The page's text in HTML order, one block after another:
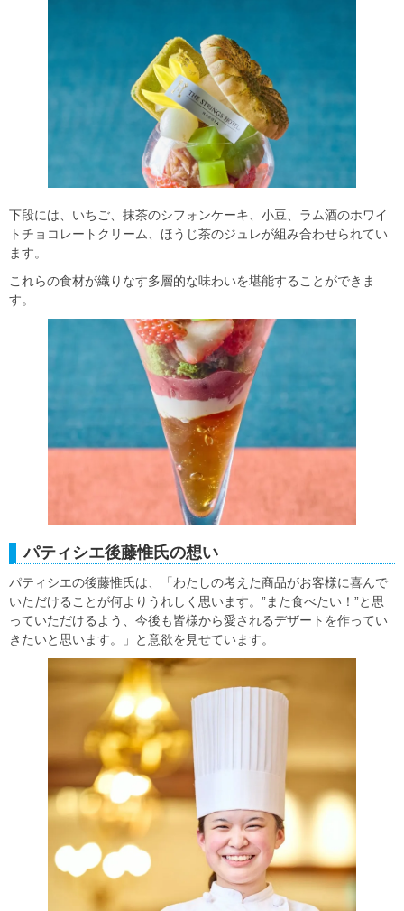
下段には、いちご、抹茶のシフォンケーキ、小豆、ラム酒のホワイ
トチョコレートクリーム、ほうじ茶のジュレが組み合わせられてい
ます。
これらの食材が織りなす多層的な味わいを堪能することができま
す。
パティシエ後藤惟氏の想い
パティシエの後藤惟氏は、「わたしの考えた商品がお客様に喜んで
いただけることが何よりうれしく思います。”また食べたい！”と思
っていただけるよう、今後も皆様から愛されるデザートを作ってい
きたいと思います。」と意欲を見せています。